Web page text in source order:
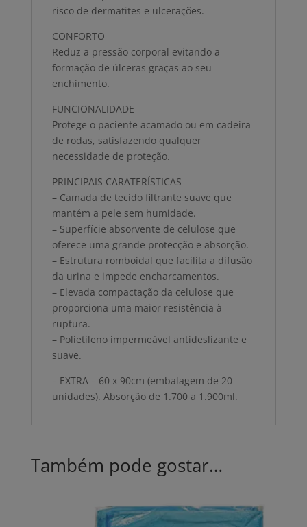
risco de dermatites e ulcerações.
CONFORTO
Reduz a pressão corporal evitando a
formação de úlceras graças ao seu
enchimento.
FUNCIONALIDADE
Protege o paciente acamado ou em cadeira
de rodas, satisfazendo qualquer
necessidade de proteção.
PRINCIPAIS CARATERÍSTICAS
– Camada de tecido filtrante suave que
mantém a pele sem humidade.
– Superfície absorvente de celulose que
oferece uma grande protecção e absorção.
– Estrutura romboidal que facilita a difusão
da urina e impede encharcamentos.
– Elevada compactação da celulose que
proporciona uma maior resistência à
ruptura.
– Polietileno impermeável antideslizante e
suave.
– EXTRA – 60 x 90cm (embalagem de 20
unidades). Absorção de 1.700 a 1.900ml.
Também pode gostar…